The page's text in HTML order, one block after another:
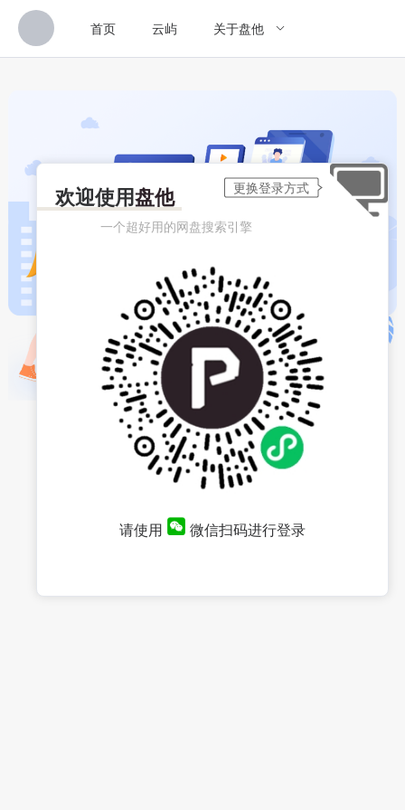
首页 云屿 关于盘他
欢迎使用盘他
一个超好用的网盘搜索引擎
请使用 微信扫码进行登录